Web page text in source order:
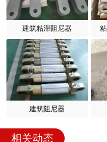
建筑粘滞阻尼器
建筑阻尼器
相关动态